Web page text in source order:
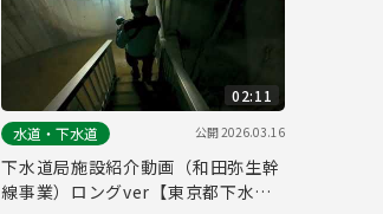
02:11
水道・下水道
公開2026.03.16
下水道局施設紹介動画（和田弥生幹
線事業）ロングver【東京都下水道